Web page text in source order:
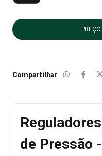
Compartilhar
de Pressão